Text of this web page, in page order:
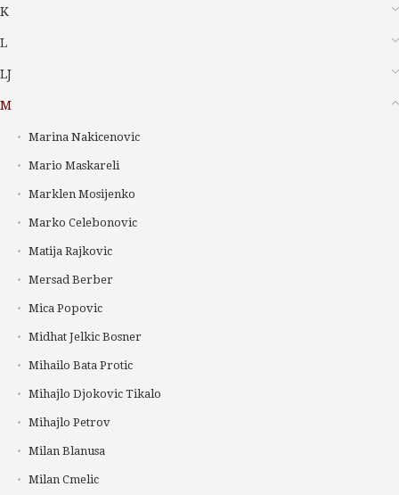
K
L
LJ
M
Marina Nakicenovic
Mario Maskareli
Marklen Mosijenko
Marko Celebonovic
Matija Rajkovic
Mersad Berber
Mica Popovic
Midhat Jelkic Bosner
Mihailo Bata Protic
Mihajlo Djokovic Tikalo
Mihajlo Petrov
Milan Blanusa
Milan Cmelic